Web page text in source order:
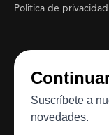
Política de privacidad